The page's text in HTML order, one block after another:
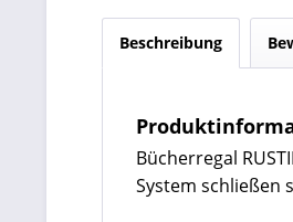
Beschreibung
Bücherregal
System schließen